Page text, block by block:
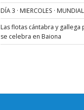
DÍA 3 · MIERCOLES ·
Las flotas cántabra y
se celebra en Baiona